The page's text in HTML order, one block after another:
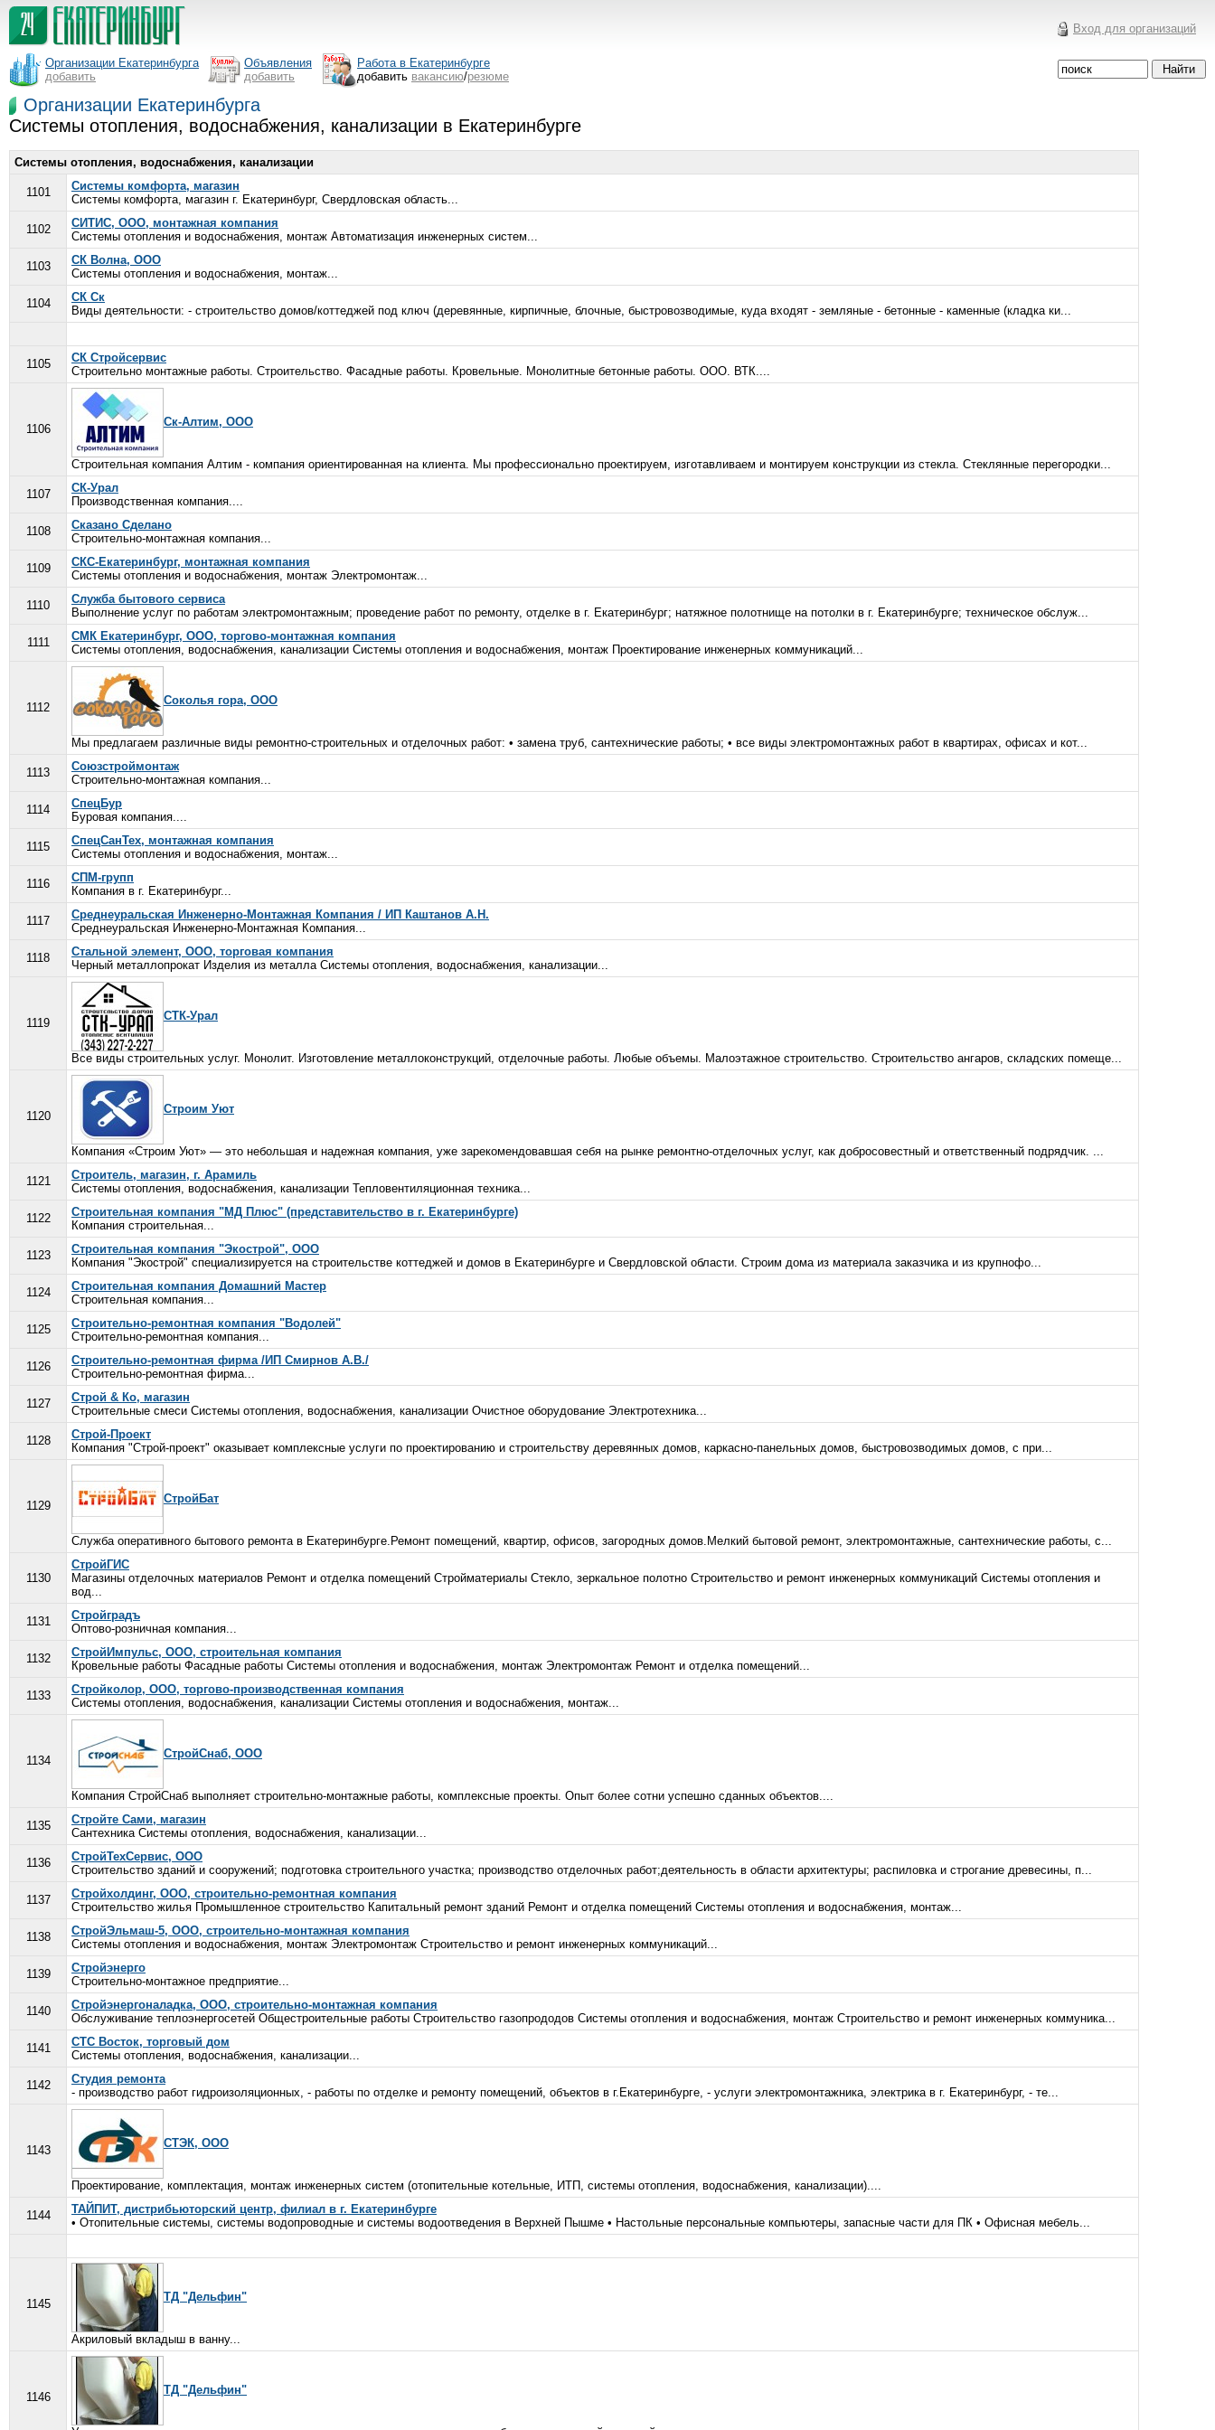
Вход для организаций
Организации Екатеринбурга
добавить
Объявления
добавить
Работа в Екатеринбурге
добавить вакансию/резюме
Организации Екатеринбурга
Системы отопления, водоснабжения, канализации в Екатеринбурге
Системы отопления, водоснабжения, канализации
1101
Системы комфорта, магазин
Системы комфорта, магазин г. Екатеринбург, Свердловская область...
1102
СИТИС, ООО, монтажная компания
Системы отопления и водоснабжения, монтаж Автоматизация инженерных систем...
1103
СК Волна, ООО
Системы отопления и водоснабжения, монтаж...
1104
СК Ск
Виды деятельности: - строительство домов/коттеджей под ключ (деревянные, кирпичные, блочные, быстровозводимые, куда входят - земляные - бетонные - каменные (кладка ки...
1105
СК Стройсервис
Строительно монтажные работы. Строительство. Фасадные работы. Кровельные. Монолитные бетонные работы. ООО. ВТК....
1106
Ск-Алтим, ООО
Строительная компания Алтим - компания ориентированная на клиента. Мы профессионально проектируем, изготавливаем и монтируем конструкции из стекла. Стеклянные перегородки...
1107
СК-Урал
Производственная компания....
1108
Сказано Сделано
Строительно-монтажная компания...
1109
СКС-Екатеринбург, монтажная компания
Системы отопления и водоснабжения, монтаж Электромонтаж...
1110
Служба бытового сервиса
Выполнение услуг по работам электромонтажным; проведение работ по ремонту, отделке в г. Екатеринбург; натяжное полотнище на потолки в г. Екатеринбурге; техническое обслуж...
1111
СМК Екатеринбург, ООО, торгово-монтажная компания
Системы отопления, водоснабжения, канализации Системы отопления и водоснабжения, монтаж Проектирование инженерных коммуникаций...
1112
Соколья гора, ООО
Мы предлагаем различные виды ремонтно-строительных и отделочных работ: • замена труб, сантехнические работы; • все виды электромонтажных работ в квартирах, офисах и кот...
1113
Союзстроймонтаж
Строительно-монтажная компания...
1114
СпецБур
Буровая компания....
1115
СпецСанТех, монтажная компания
Системы отопления и водоснабжения, монтаж...
1116
СПМ-групп
Компания в г. Екатеринбург...
1117
Среднеуральская Инженерно-Монтажная Компания / ИП Каштанов А.Н.
Среднеуральская Инженерно-Монтажная Компания...
1118
Стальной элемент, ООО, торговая компания
Черный металлопрокат Изделия из металла Системы отопления, водоснабжения, канализации...
1119
СТК-Урал
Все виды строительных услуг. Монолит. Изготовление металлоконструкций, отделочные работы. Любые объемы. Малоэтажное строительство. Строительство ангаров, складских помеще...
1120
Строим Уют
Компания «Строим Уют» — это небольшая и надежная компания, уже зарекомендовавшая себя на рынке ремонтно-отделочных услуг, как добросовестный и ответственный подрядчик. ...
1121
Строитель, магазин, г. Арамиль
Системы отопления, водоснабжения, канализации Тепловентиляционная техника...
1122
Строительная компания "МД Плюс" (представительство в г. Екатеринбурге)
Компания строительная...
1123
Строительная компания "Экострой", ООО
Компания "Экострой" специализируется на строительстве коттеджей и домов в Екатеринбурге и Свердловской области. Строим дома из материала заказчика и из крупнофо...
1124
Строительная компания Домашний Мастер
Строительная компания...
1125
Строительно-ремонтная компания "Водолей"
Строительно-ремонтная компания...
1126
Строительно-ремонтная фирма /ИП Смирнов А.В./
Строительно-ремонтная фирма...
1127
Строй & Ко, магазин
Строительные смеси Системы отопления, водоснабжения, канализации Очистное оборудование Электротехника...
1128
Строй-Проект
Компания "Строй-проект" оказывает комплексные услуги по проектированию и строительству деревянных домов, каркасно-панельных домов, быстровозводимых домов, с при...
1129
СтройБат
Служба оперативного бытового ремонта в Екатеринбурге.Ремонт помещений, квартир, офисов, загородных домов.Мелкий бытовой ремонт, электромонтажные, сантехнические работы, с...
1130
СтройГИС
Магазины отделочных материалов Ремонт и отделка помещений Стройматериалы Стекло, зеркальное полотно Строительство и ремонт инженерных коммуникаций Системы отопления и
вод...
1131
Стройградъ
Оптово-розничная компания...
1132
СтройИмпульс, ООО, строительная компания
Кровельные работы Фасадные работы Системы отопления и водоснабжения, монтаж Электромонтаж Ремонт и отделка помещений...
1133
Стройколор, ООО, торгово-производственная компания
Системы отопления, водоснабжения, канализации Системы отопления и водоснабжения, монтаж...
1134
СтройСнаб, ООО
Компания СтройСнаб выполняет строительно-монтажные работы, комплексные проекты. Опыт более сотни успешно сданных объектов....
1135
Стройте Сами, магазин
Сантехника Системы отопления, водоснабжения, канализации...
1136
СтройТехСервис, ООО
Строительство зданий и сооружений; подготовка строительного участка; производство отделочных работ;деятельность в области архитектуры; распиловка и строгание древесины, п...
1137
Стройхолдинг, ООО, строительно-ремонтная компания
Строительство жилья Промышленное строительство Капитальный ремонт зданий Ремонт и отделка помещений Системы отопления и водоснабжения, монтаж...
1138
СтройЭльмаш-5, ООО, строительно-монтажная компания
Системы отопления и водоснабжения, монтаж Электромонтаж Строительство и ремонт инженерных коммуникаций...
1139
Стройэнерго
Строительно-монтажное предприятие...
1140
Стройэнергоналадка, ООО, строительно-монтажная компания
Обслуживание теплоэнергосетей Общестроительные работы Строительство газопрододов Системы отопления и водоснабжения, монтаж Строительство и ремонт инженерных коммуника...
1141
СТС Восток, торговый дом
Системы отопления, водоснабжения, канализации...
1142
Студия ремонта
- производство работ гидроизоляционных, - работы по отделке и ремонту помещений, объектов в г.Екатеринбурге, - услуги электромонтажника, электрика в г. Екатеринбург, - те...
1143
СТЭК, ООО
Проектирование, комплектация, монтаж инженерных систем (отопительные котельные, ИТП, системы отопления, водоснабжения, канализации)....
1144
ТАЙПИТ, дистрибьюторский центр, филиал в г. Екатеринбурге
• Отопительные системы, системы водопроводные и системы водоотведения в Верхней Пышме • Настольные персональные компьютеры, запасные части для ПК • Офисная мебель...
1145
ТД "Дельфин"
Акриловый вкладыш в ванну...
1146
ТД "Дельфин"